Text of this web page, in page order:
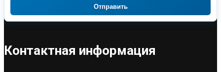
Отправить
Контактная информация